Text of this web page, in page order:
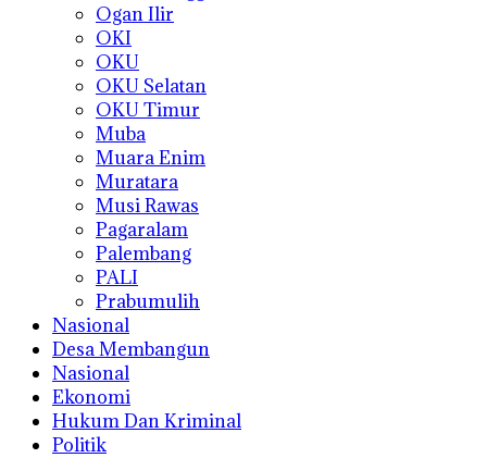
Ogan Ilir
OKI
OKU
OKU Selatan
OKU Timur
Muba
Muara Enim
Muratara
Musi Rawas
Pagaralam
Palembang
PALI
Prabumulih
Nasional
Desa Membangun
Nasional
Ekonomi
Hukum Dan Kriminal
Politik